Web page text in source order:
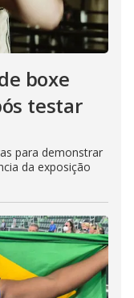
boxe
testar
para demonstrar
da exposição